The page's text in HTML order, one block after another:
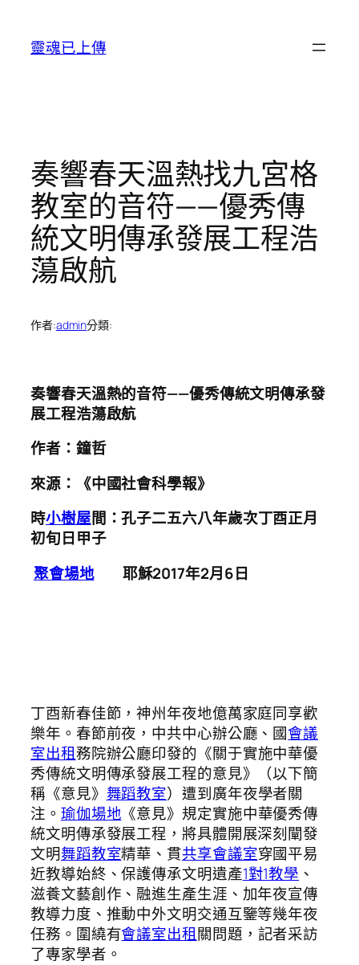
靈魂已上傳
奏響春天溫熱找九宮格
教室的音符——優秀傳
統文明傳承發展工程浩
蕩啟航
作者:admin分類:
奏響春天溫熱的音符——優秀傳統文明傳承發
展工程浩蕩啟航
作者：鐘哲
來源：《中國社會科學報》
時小樹屋間：孔子二五六八年歲次丁酉正月
初旬日甲子
聚會場地耶穌2017年2月6日
丁酉新春佳節，神州年夜地億萬家庭同享歡
樂年。春節前夜，中共中心辦公廳、國會議
室出租務院辦公廳印發的《關于實施中華優
秀傳統文明傳承發展工程的意見》（以下簡
稱《意見》 舞蹈教室）遭到廣年夜學者關
注。 瑜伽場地 《意見》規定實施中華優秀傳
統文明傳承發展工程，將具體開展深刻闡發
文明舞蹈教室精華、貫共享會議室穿國平易
近教導始終、保護傳承文明遺產1對1教學 、
滋養文藝創作、融進生產生涯、加年夜宣傳
教導力度、推動中外文明交通互鑒等幾年夜
任務。圍繞有會議室出租關問題，記者采訪
了專家學者。